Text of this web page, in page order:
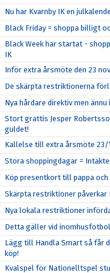
Nu har Kvarnby IK en
Black Friday = shoppa billigt
Black Week har startat -
IK
Inför extra årsmöte den 23
De skärpta restriktionerna
Nya hårdare direktiv men
Stort grattis Jesper
guldet!
Kallelse till extra årsmöte 23/
Stora shoppingdagar =
Köp presentkort till pappa och
Skärpta restriktioner påverkar
Nya lokala restriktioner
Detta gäller vid
Lägg till Handla Smart så får
köp!
Kvalspel för Nationelltspel